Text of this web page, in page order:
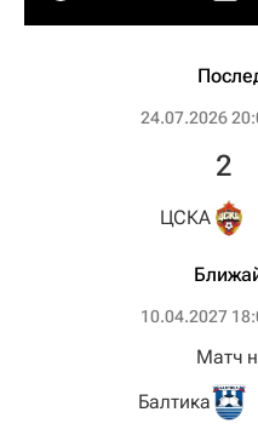
24.07.2026
ЦСКА
2
10.04.2027
Балтика
Матч